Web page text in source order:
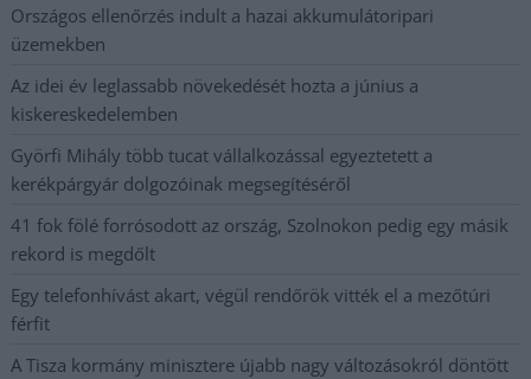
Országos ellenőrzés indult a hazai akkumulátoripari
üzemekben
Az idei év leglassabb növekedését hozta a június a
kiskereskedelemben
Györfi Mihály több tucat vállalkozással egyeztetett a
kerékpárgyár dolgozóinak megsegítéséről
41 fok fölé forrósodott az ország, Szolnokon pedig egy másik
rekord is megdőlt
Egy telefonhívást akart, végül rendőrök vitték el a mezőtúri
férfit
A Tisza kormány minisztere újabb nagy változásokról döntött